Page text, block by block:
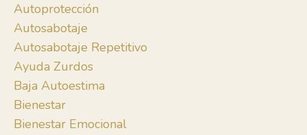
Autoprotección
Autosabotaje
Autosabotaje Repetitivo
Ayuda Zurdos
Baja Autoestima
Bienestar
Bienestar Emocional